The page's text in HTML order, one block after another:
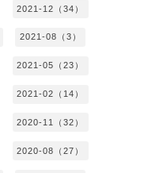
2021-12（34）
2021-08（3）
2021-05（23）
2021-02（14）
2020-11（32）
2020-08（27）